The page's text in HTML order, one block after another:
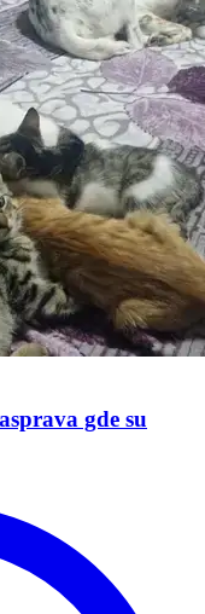
gde su